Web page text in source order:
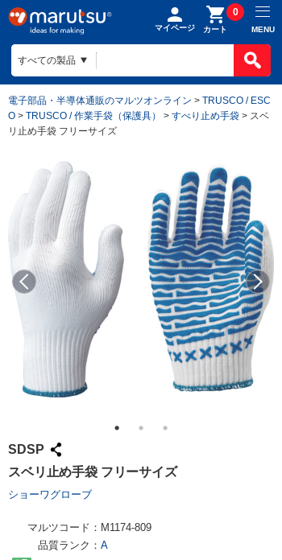
マイページ カート
0
MENU
電子部品・半導体通販のマルツオンライン > TRUSCO / ESC
O > TRUSCO / 作業手袋（保護具） > すべり止め手袋 > スベ
リ止め手袋 フリーサイズ
SDSP
スベリ止め手袋 フリーサイズ
ショーワグローブ
マルツコード： M1174-809
品質ランク： A